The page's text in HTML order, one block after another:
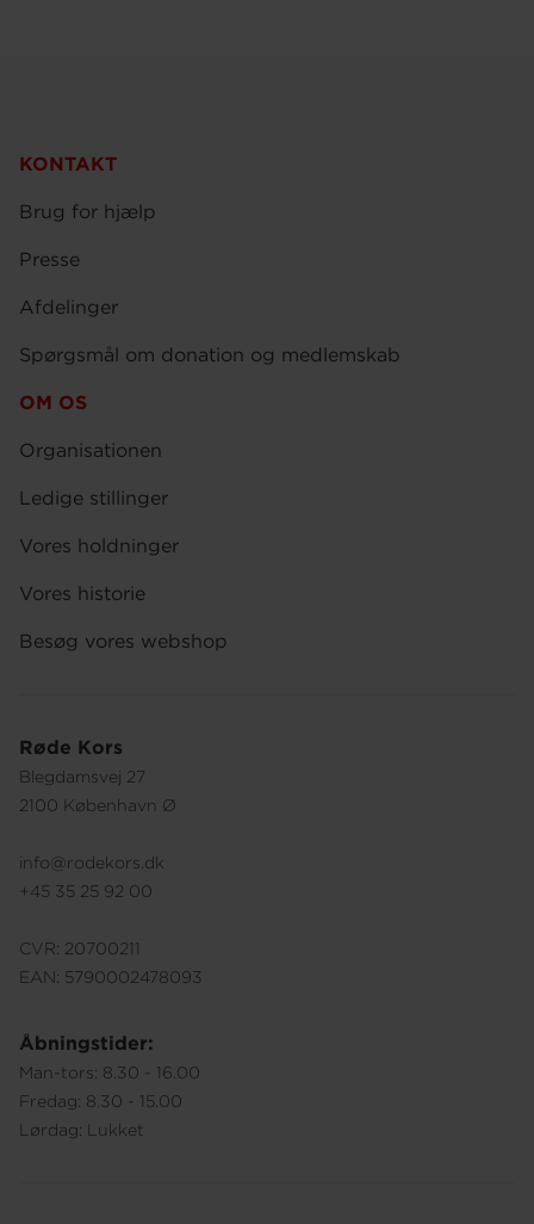
Røde Kors
Blegdamsvej 27
2100 København Ø
info@rodekors.dk
+45 35 25 92 00
CVR: 20700211
EAN: 5790002478093
Åbningstider:
Man-tors: 8.30 - 16.00
Fredag: 8.30 - 15.00
Lørdag: Lukket
KONTAKT
Brug for hjælp
Presse
Afdelinger
Spørgsmål om donation og medlemskab
OM OS
Organisationen
Ledige stillinger
Vores holdninger
Vores historie
Besøg vores webshop